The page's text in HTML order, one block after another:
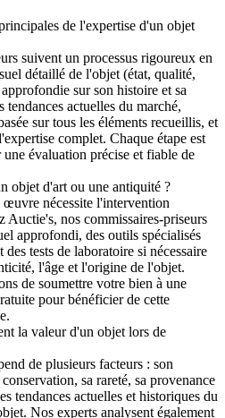
de l'expertise d'un objet
suivent un processus rigoureux en
détaillé de l'objet (état, qualité,
sur son histoire et sa
tendances actuelles du marché,
sur tous les éléments recueillis, et
complet. Chaque étape est
évaluation précise et fiable de
objet d'art ou une antiquité ?
nécessite l'intervention
Auctie's, nos commissaires-priseurs
approfondi, des outils spécialisés
tests de laboratoire si nécessaire
l'âge et l'origine de l'objet.
de soumettre votre bien à une
pour bénéficier de cette
la valeur d'un objet lors de
de plusieurs facteurs : son
sa rareté, sa provenance
tendances actuelles et historiques du
Nos experts analysent également